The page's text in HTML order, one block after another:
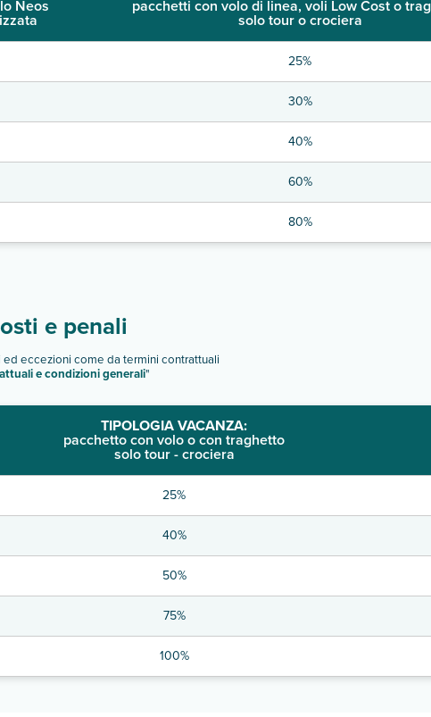
Neos pacchetti con volo di linea, voli Low Cost o
solo tour o crociera
25%
30%
40%
60%
80%
e penali
eccezioni come da termini contrattuali
e condizioni generali"
TIPOLOGIA VACANZA:
pacchetto con volo o con traghetto
solo tour - crociera
25%
40%
50%
75%
100%